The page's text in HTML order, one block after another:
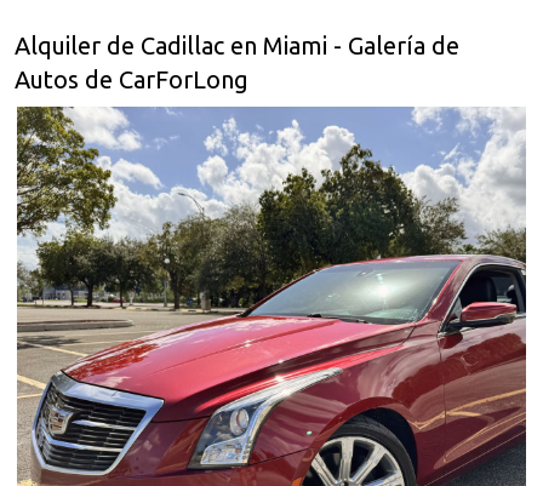
Alquiler de Cadillac en Miami - Galería de
Autos de CarForLong